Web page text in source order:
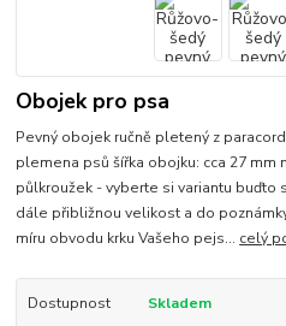
Obojek pro psa
Pevný obojek ručně pletený z
plemena psů šířka obojku: cca 27 mm
půlkroužek - vyberte si variantu buďto
dále přibližnou velikost a do
míru obvodu krku Vašeho pejs... celý
Dostupnost
Skladem